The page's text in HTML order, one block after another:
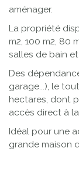
aménager.
La propriété
m2, 100 m2, 80
salles de bain
Des
garage...), le
hectares, dont
accès direct à la
Idéal pour une
grande maison